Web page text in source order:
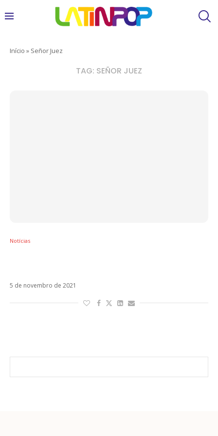
Início » Señor Juez
TAG: SEÑOR JUEZ
Notícias
5 de novembro de 2021